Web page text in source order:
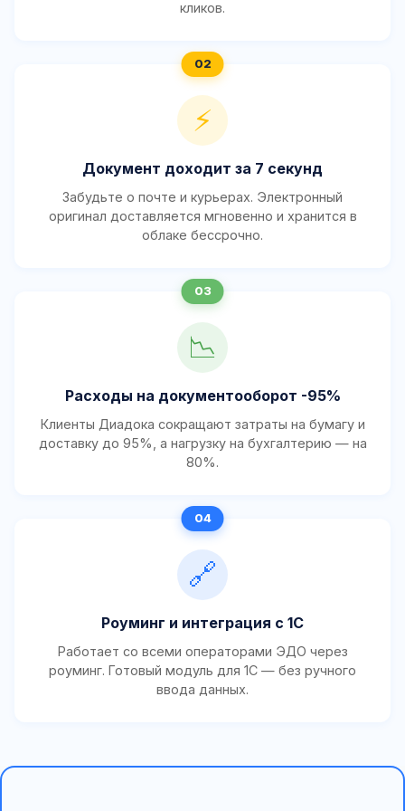
кликов.
⚡
Документ доходит за 7 секунд
Забудьте о почте и курьерах. Электронный
оригинал доставляется мгновенно и хранится в
облаке бессрочно.
📉
Расходы на документооборот -95%
Клиенты Диадока сокращают затраты на бумагу и
доставку до 95%, а нагрузку на бухгалтерию — на
80%.
🔗
Роуминг и интеграция с 1С
Работает со всеми операторами ЭДО через
роуминг. Готовый модуль для 1С — без ручного
ввода данных.